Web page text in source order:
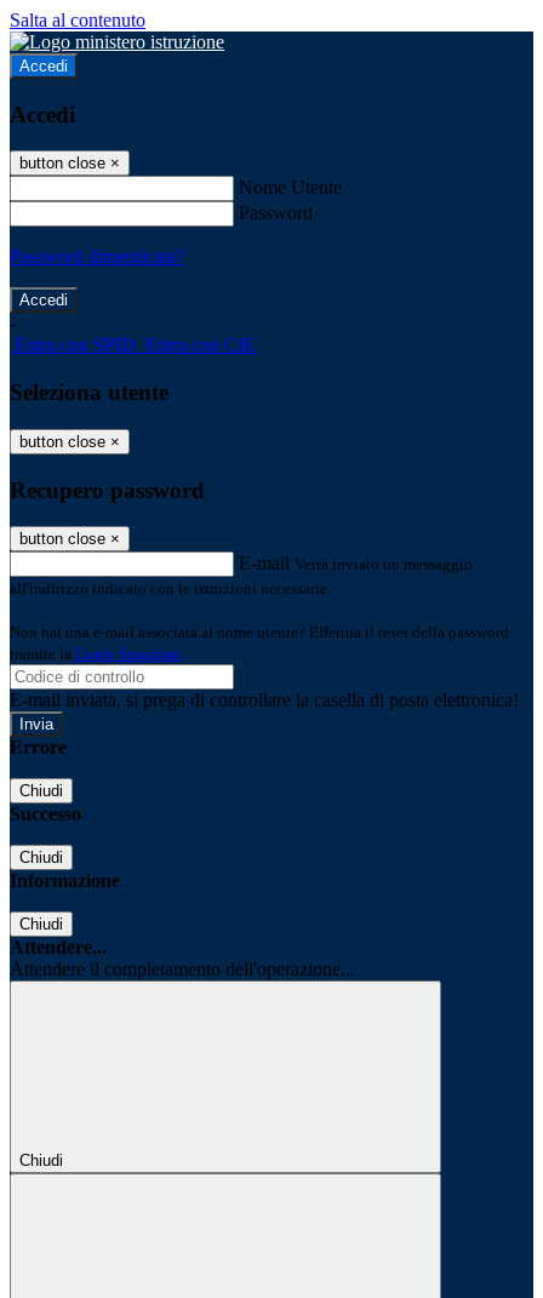
Salta al contenuto
Accedi
Accedi
button close ×
Nome Utente
Password
Password dimenticata?
-
Entra con SPID Entra con CIE
Seleziona utente
button close ×
Recupero password
button close ×
E-mail Verrà inviato un messaggio
all'indirizzo indicato con le istruzioni necessarie.
Non hai una e-mail associata al nome utente? Effettua il reset della password
tramite la Login Spaggiari
E-mail inviata, si prega di controllare la casella di posta elettronica!
Errore
Chiudi
Successo
Chiudi
Informazione
Chiudi
Attendere...
Attendere il completamento dell'operazione...
Chiudi